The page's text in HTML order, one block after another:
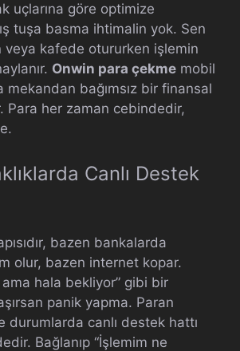
uçlarına göre optimize
tuşa basma ihtimalin yok. Sen
veya kafede otururken işlemin
Onwin para çekme mobil
mekandan bağımsız bir finansal
Para her zaman cebindedir,
Canlı Destek
bazen bankalarda
olur, bazen internet kopar.
hala bekliyor” gibi bir
panik yapma. Paran
durumlarda canlı destek hattı
Bağlanıp “İşlemim ne